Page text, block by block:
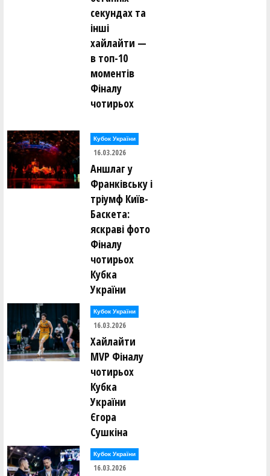
секундах та
інші
хайлайти —
в топ-10
моментів
Фіналу
чотирьох
Кубок України
16.03.2026
Аншлаг у
Франківську і
тріумф Київ-
Баскета:
яскраві фото
Фіналу
чотирьох
Кубка
України
Кубок України
16.03.2026
Хайлайти
MVP Фіналу
чотирьох
Кубка
України
Єгора
Сушкіна
Кубок України
16.03.2026